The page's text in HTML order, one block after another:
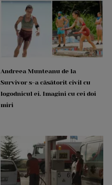
Andreea Munteanu de la
Survivor s-a căsătorit civil cu
logodnicul ei. Imagini cu cei doi
miri